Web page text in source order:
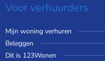
Voor verhuurders
Mijn woning verhuren
Beleggen
Dit is 123Wonen